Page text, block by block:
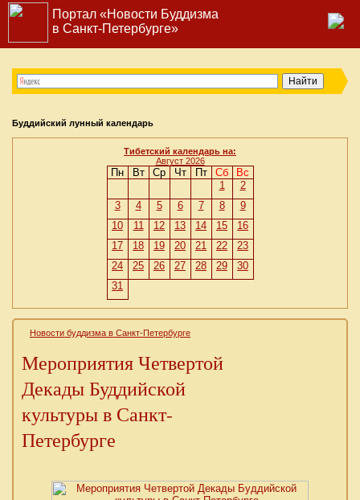
Портал «Новости Буддизма
в Санкт-Петербурге»
Буддийский лунный календарь
Тибетский календарь на:
Август 2026
Пн Вт Ср Чт Пт Сб
Вс
1
2
3
4 5 6 7 8
9
10
11 12 13 14 15
16
17
18 19 20 21 22
23
24
25 26 27 28 29
30
31
Новости буддизма в Санкт-Петербурге
Мероприятия Четвертой
Декады Буддийской
культуры в Санкт-
Петербурге